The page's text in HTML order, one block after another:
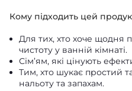
Кому підходить цей
Для тих, хто хоче щодня
чистоту у ванній кімнаті.
Сім’ям, які цінують
Тим, хто шукає простий
нальоту та запахам.